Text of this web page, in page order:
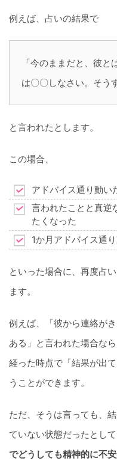
例えば、占いの結果で
「今のままだと、彼
は〇〇しなさい。そう
と言われたとします。
この場合、
アドバイス通り動い
言われたことと真逆
たくなった
1か月アドバイス通
といった場合に、再度占
ます。
例えば、「彼から連絡が
ある」と言われた場合な
経った時点で「結果が出
うことができます。
ただ、そうは言っても、
ていない状態だったとして
でどうしても精神的に不